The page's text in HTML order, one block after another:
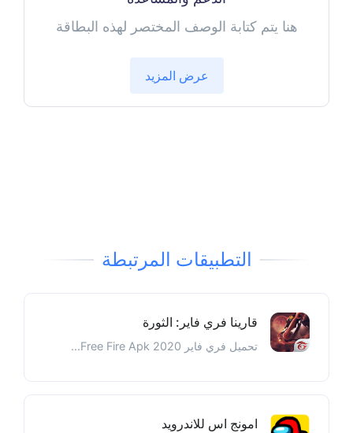
هنا يتم كتابة الوصف المختصر لهذه البطاقة
عرض المزيد
التطبيقات المرتبطة
قارينا فري فاير: الثورة
تحميل فري فاير 2020 Free Fire Apk...
امونج اس للاندرويد